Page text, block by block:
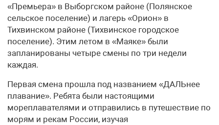
«Премьера» в Выборгском районе (Полянское
сельское поселение) и лагерь «Орион» в
Тихвинском районе (Тихвинское городское
поселение). Этим летом в «Маяке» были
запланированы четыре смены по три недели
каждая.
Первая смена прошла под названием «ДАЛЬнее
плавание». Ребята были настоящими
мореплавателями и отправились в путешествие по
морям и рекам России, изучая